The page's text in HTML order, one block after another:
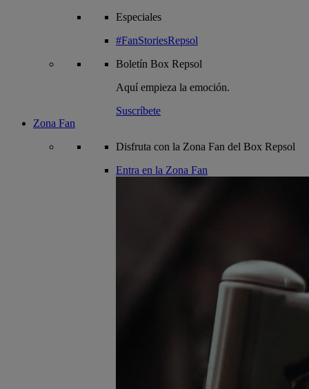
Especiales
#FanStoriesRepsol
Boletín Box Repsol
Aquí empieza la emoción.
Suscríbete
Zona Fan
Disfruta con la Zona Fan del Box Repsol
Entra en la Zona Fan